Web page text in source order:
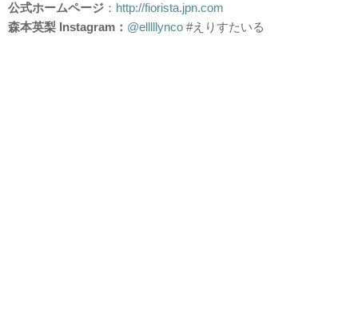
公式ホームページ ： http://fiorista.jpn.com
森本英梨 Instagram： @elllllynco #えりすたいる